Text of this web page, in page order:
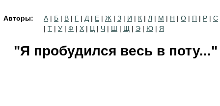
Авторы: А | Б | В | Г | Д | Е | Ж | З | И | К | Л | М | Н | О | П | Р | С
| Т | У | Ф | Х | Ц | Ч | Ш | Щ | Э | Ю | Я
"Я пробудился весь в поту..."